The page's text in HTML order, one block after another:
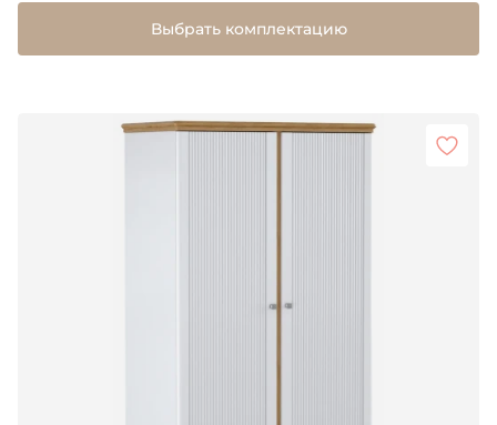
Выбрать комплектацию